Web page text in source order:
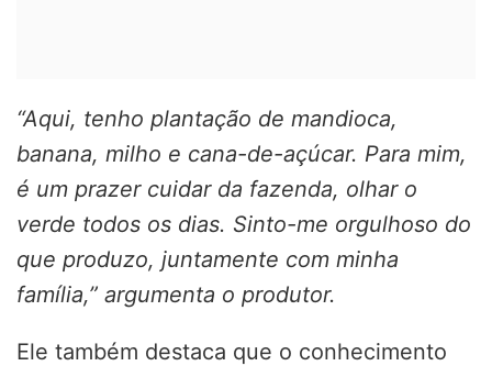
“Aqui, tenho plantação de mandioca,
banana, milho e cana-de-açúcar. Para mim,
é um prazer cuidar da fazenda, olhar o
verde todos os dias. Sinto-me orgulhoso do
que produzo, juntamente com minha
família,” argumenta o produtor.
Ele também destaca que o conhecimento